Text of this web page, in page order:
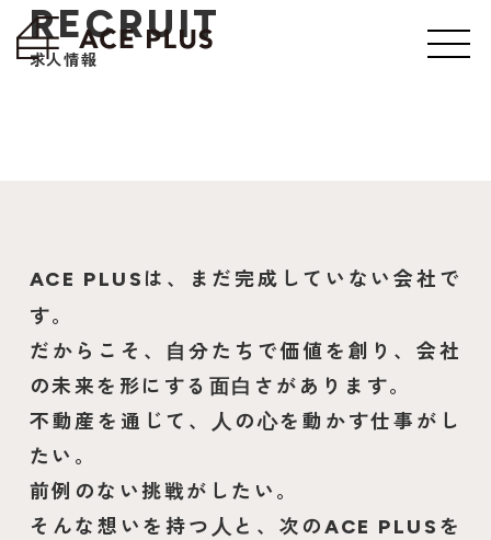
RECRUIT
求人情報
ACE PLUS は、まだ完成していない会社で
す。
だからこそ、⾃分たちで価値を創り、会社
の未来を形にする⾯⽩さがあります。
不動産を通じて、⼈の⼼を動かす仕事がし
たい。
前例のない挑戦がしたい。
そんな想いを持つ⼈と、次のACE PLUS を